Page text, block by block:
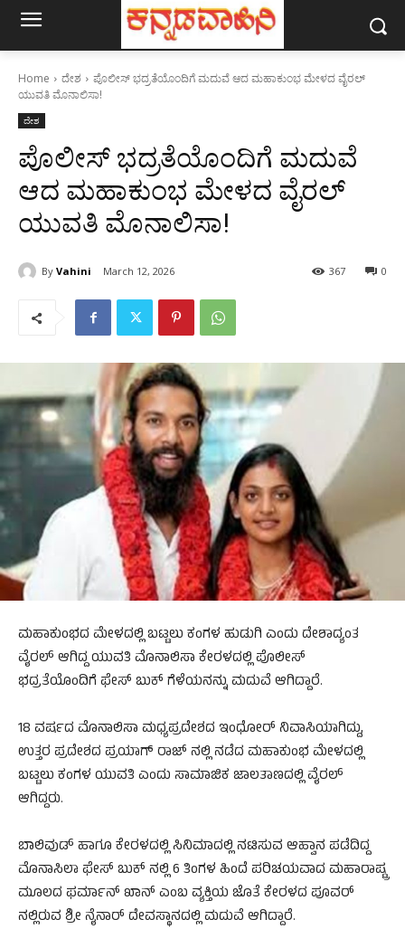
Home ದೇಶ
ಪೊಲೀಸ್‌ ಭದ್ರತೆಯೊಂದಿಗೆ ಮದುವೆ ಆದ ಮಹಾಕುಂಭ ಮೇಳದ ವೈರಲ್‌
ಯುವತಿ ಮೊನಾಲಿಸಾ!
ದೇಶ
ಪೊಲೀಸ್‌ ಭದ್ರತೆಯೊಂದಿಗೆ ಮದುವೆ
ಆದ ಮಹಾಕುಂಭ ಮೇಳದ ವೈರಲ್‌
ಯುವತಿ ಮೊನಾಲಿಸಾ!
By Vahini March 12, 2026 0
367
ಮಹಾಕುಂಭದ ಮೇಳದಲ್ಲಿ ಬಟ್ಟಲು ಕಂಗಳ ಹುಡುಗಿ ಎಂದು ದೇಶಾದ್ಯಂತ
ವೈರಲ್ ಆಗಿದ್ದ ಯುವತಿ ಮೊನಾಲಿಸಾ ಕೇರಳದಲ್ಲಿ ಪೊಲೀಸ್‌
ಭದ್ರತೆಯೊಂದಿಗೆ ಫೇಸ್‌ ಬುಕ್‌ ಗೆಳೆಯನನ್ನು ಮದುವೆ ಆಗಿದ್ದಾರೆ.
18 ವರ್ಷದ ಮೊನಾಲಿಸಾ ಮಧ್ಯಪ್ರದೇಶದ ಇಂಧೋರ್‌ ನಿವಾಸಿಯಾಗಿದ್ದು,
ಉತ್ತರ ಪ್ರದೇಶದ ಪ್ರಯಾಗ್‌ ರಾಜ್‌ ನಲ್ಲಿ ನಡೆದ ಮಹಾಕುಂಭ ಮೇಳದಲ್ಲಿ
ಬಟ್ಟಲು ಕಂಗಳ ಯುವತಿ ಎಂದು ಸಾಮಾಜಿಕ ಜಾಲತಾಣದಲ್ಲಿ ವೈರಲ್‌
ಆಗಿದ್ದರು.
ಬಾಲಿವುಡ್‌ ಹಾಗೂ ಕೇರಳದಲ್ಲಿ ಸಿನಿಮಾದಲ್ಲಿ ನಟಿಸುವ ಆಹ್ವಾನ ಪಡೆದಿದ್ದ
ಮೊನಾಸಿಲಾ ಫೇಸ್‌ ಬುಕ್‌ ನಲ್ಲಿ 6 ತಿಂಗಳ ಹಿಂದೆ ಪರಿಚಯವಾದ ಮಹಾರಾಷ್ಟ್ರ
ಮೂಲದ ಫರ್ಮಾನ್‌ ಖಾನ್‌ ಎಂಬ ವ್ಯಕ್ತಿಯ ಜೊತೆ ಕೇರಳದ ಪೂವರ್‌
ನಲ್ಲಿರುವ ಶ್ರೀ ನೈನಾರ್‌ ದೇವಸ್ಥಾನದಲ್ಲಿ ಮದುವೆ ಆಗಿದ್ದಾರೆ.